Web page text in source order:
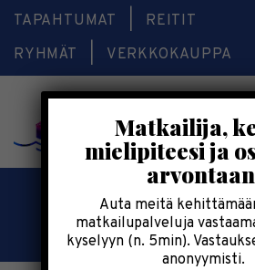
TAPAHTUMAT
REITIT
RYHMÄT
VERKKOKAUPPA
Kesälomatärpit
Saimaalla-
Matkailija,
mielipiteesi ja
Auta meitä
matkailupalveluja
kyselyyn (n. 5min).
anonyymisti.